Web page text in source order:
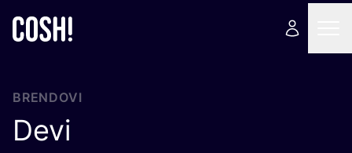
BRENDOVI
Devi